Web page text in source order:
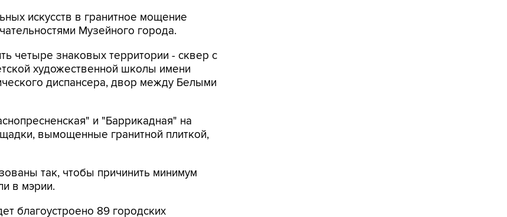
искусств в гранитное мощение
Музейного города.
четыре знаковых территории - сквер с
художественной школы имени
диспансера, двор между Белыми
и "Баррикадная" на
вымощенные гранитной плиткой,
так, чтобы причинить минимум
в мэрии.
благоустроено 89 городских